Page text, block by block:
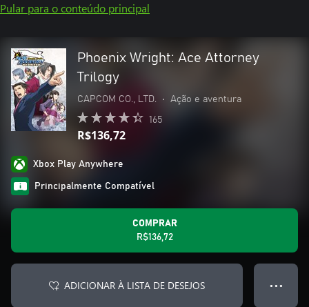
Pular para o conteúdo principal
Phoenix Wright: Ace Attorney
Trilogy
CAPCOM CO., LTD. • Ação e aventura
165
R$136,72
Xbox Play Anywhere
Principalmente Compatível
COMPRAR
R$136,72
ADICIONAR À LISTA DE DESEJOS ● ● ●